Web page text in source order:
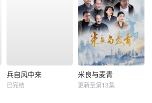
兵自风中来
已完结
米良与麦青
更新至第13集